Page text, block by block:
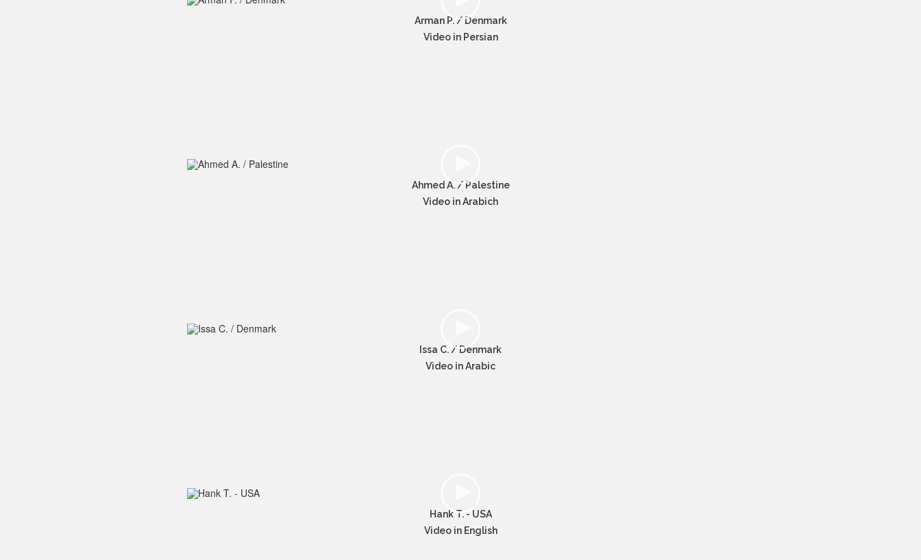
Arman P. / Denmark
Video in Persian
Ahmed A. / Palestine
Video in Arabich
Issa C. / Denmark
Video in Arabic
Hank T. - USA
Video in English